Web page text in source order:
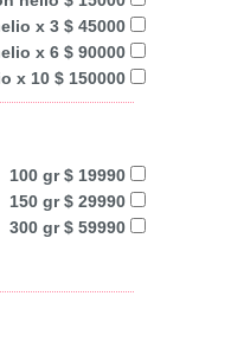
x 3 $ 45000
x 6 $ 90000
x 10 $ 150000
100 gr $ 19990
150 gr $ 29990
300 gr $ 59990